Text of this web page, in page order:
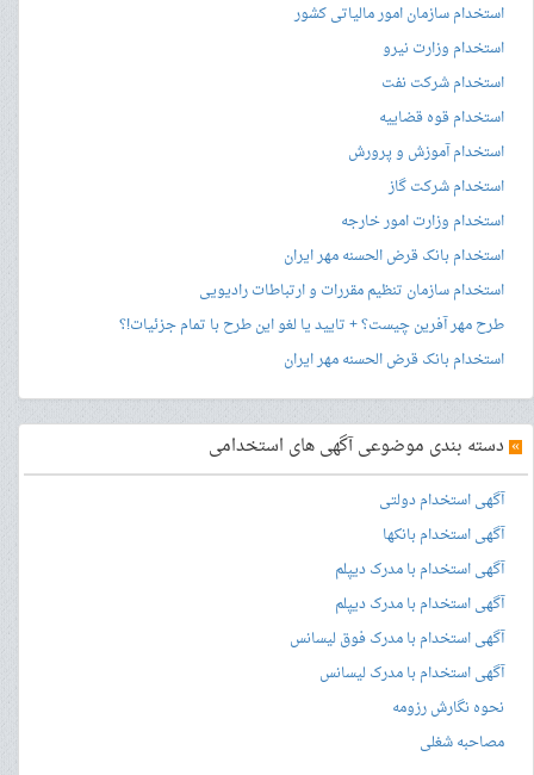
استخدام سازمان امور مالیاتی کشور
استخدام وزارت نیرو
استخدام شرکت نفت
استخدام قوه قضاییه
استخدام آموزش و پرورش
استخدام شرکت گاز
استخدام وزارت امور خارجه
استخدام بانک قرض الحسنه مهر ایران
استخدام سازمان تنظیم مقررات و ارتباطات رادیویی
طرح مهر آفرین چیست؟ + تایید یا لغو این طرح با تمام جزئیات!؟
استخدام بانک قرض الحسنه مهر ایران
» دسته بندی موضوعی آگهی های استخدامی
آگهی استخدام دولتی
آگهی استخدام بانکها
آگهی استخدام با مدرک دیپلم
آگهی استخدام با مدرک دیپلم
آگهی استخدام با مدرک فوق لیسانس
آگهی استخدام با مدرک لیسانس
نحوه نگارش رزومه
مصاحبه شغلی